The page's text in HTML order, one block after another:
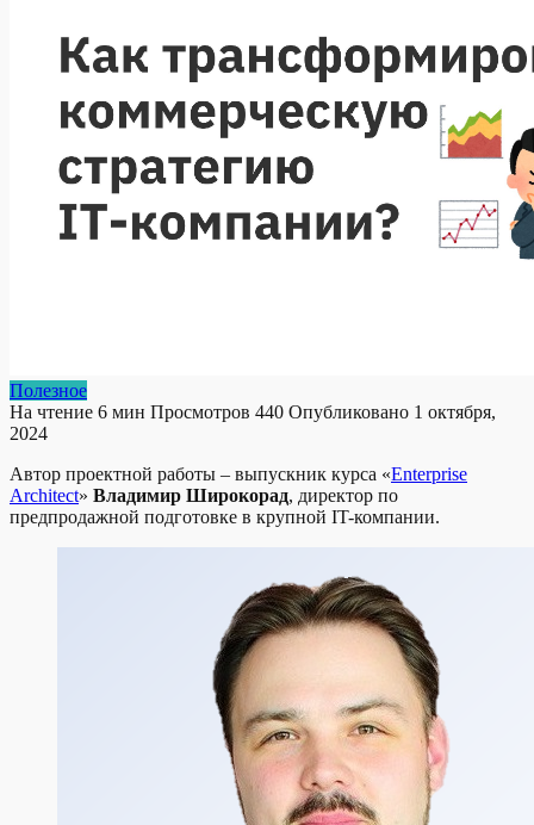
Полезное
На чтение 6 мин Просмотров 440 Опубликовано 1 октября,
2024
Автор проектной работы – выпускник курса «Enterprise
Architect» Владимир Широкорад, директор по
предпродажной подготовке в крупной IT-компании.